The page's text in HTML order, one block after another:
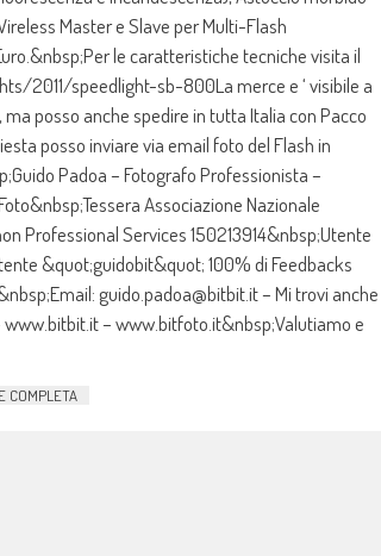
Master e Slave per Multi-Flash
le caratteristiche tecniche visita il
2011/speedlight-sb-800La merce e ‘ visibile a
posso anche spedire in tutta Italia con Pacco
posso inviare via email foto del Flash in
Padoa – Fotografo Professionista –
Associazione Nazionale
Professional Services 150213914&nbsp;Utente
&quot;guidobit&quot; 100% di Feedbacks
guido.padoa@bitbit.it – Mi trovi anche
– www.bitfoto.it&nbsp;Valutiamo e
COMPLETA